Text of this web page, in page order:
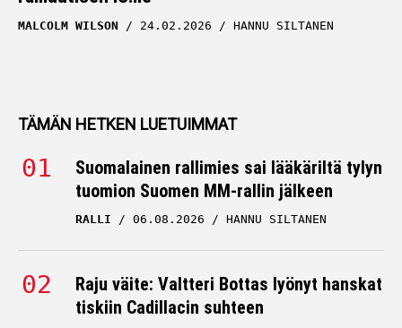
MALCOLM WILSON 24.02.2026 HANNU SILTANEN
TÄMÄN HETKEN LUETUIMMAT
Suomalainen rallimies sai lääkäriltä tylyn
tuomion Suomen MM-rallin jälkeen
RALLI 06.08.2026 HANNU SILTANEN
Raju väite: Valtteri Bottas lyönyt hanskat
tiskiin Cadillacin suhteen